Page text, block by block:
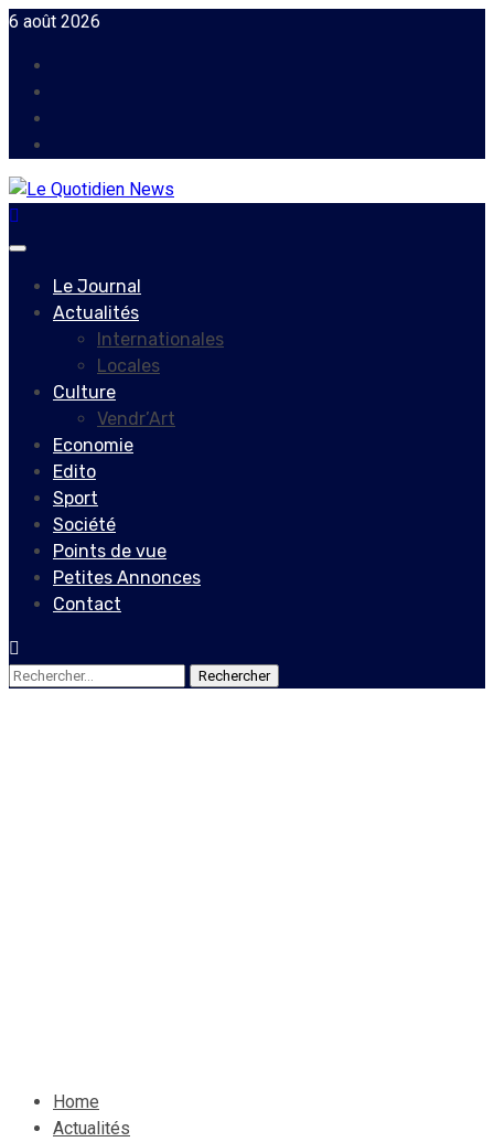
Skip
content
6 août 2026
Primary
Le Journal
Actualités
Internationales
Locales
Culture
Vendr’Art
Economie
Edito
Sport
Société
Points de vue
Petites Annonces
Contact
Rechercher :
Home
Actualités